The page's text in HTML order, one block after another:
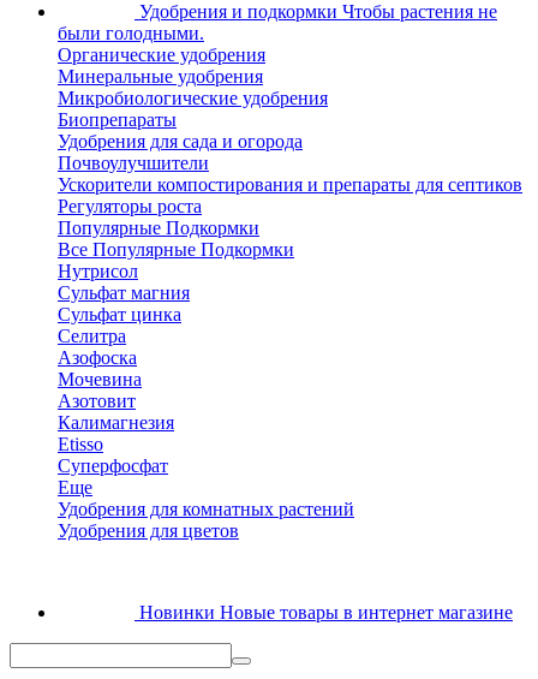
Удобрения и подкормки Чтобы растения не
были голодными.
Органические удобрения
Минеральные удобрения
Микробиологические удобрения
Биопрепараты
Удобрения для сада и огорода
Почвоулучшители
Ускорители компостирования и препараты для септиков
Регуляторы роста
Популярные Подкормки
Все Популярные Подкормки
Нутрисол
Сульфат магния
Сульфат цинка
Селитра
Азофоска
Мочевина
Азотовит
Калимагнезия
Etisso
Суперфосфат
Еще
Удобрения для комнатных растений
Удобрения для цветов
Новинки Новые товары в интернет магазине